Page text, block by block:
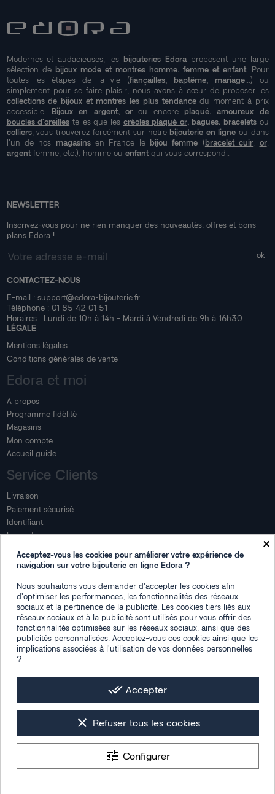
Modernes et audacieuses, les bijouteries Edoraproposent une large
sélection de bijoux mode et montres homme, femme et enfant. Pour
toutes les étapes de la vie (fiançailles, baptême, mariage...) ou
simplement pour se faire plaisir, nous avons à cœur de proposer les
collections de bijoux et montres les plus tendancedu moment à prix
accessible. Bijoux en argent, orou encore plaqué, amoureux de
boucles d'oreilles telles que les créoles plaqué or, bagues, braceletsou
colliers, vous trouverez forcément sur notre bijouterie en ligne ou dans
l'un de nos magasinsen France le bijou femme (bracelet cuir or,
argentfemme, etc.), homme ou enfantqui vous correspond..
NEWSLETTER
Inscrivez-vous pour ne rien manquer des nouveautés, offres et bons
plans Edora !
CONTACTEZ-NOUS
E-mail : support@edora-bijouterie.fr
Téléphone : 01 85 42 01 51
Horaires : Lundi de 10h à 14h - Mardi à Vendredi de 9h à 16h30
LÉGALE
Mentions légales
Conditions générales de vente
Edora et moi
A propos
Programme fidélité
Magasins
Mon compte
Accueil guide
Service Clients
Livraison
Paiement sécurisé
Identifiant
Inscription
Mon espace
Suivi de commande
Connexion
Créez votre compte
Des questions
Contactez-nous
Facebook
Instagram
LinkedIn
Les photos de mise en situation sont générées par IA
Tous droits réservés © 2026 -Bijouterie Edora : montres & bijoux femme,
×
Acceptez-vous les cookies pour améliorer votre expérience de
navigation sur votre bijouterie en ligne Edora ?
Nous souhaitons vous demander d'accepter les cookies afin
d'optimiser les performances, les fonctionnalités des réseaux
sociaux et la pertinence de la publicité. Les cookies tiers liés aux
réseaux sociaux et à la publicité sont utilisés pour vous offrir des
fonctionnalités optimisées sur les réseaux sociaux, ainsi que des
publicités personnalisées. Acceptez-vous ces cookies ainsi que les
implications associées à l'utilisation de vos données personnelles
?
done_all Accepter
clear Refuser tous les cookies
tune Configurer
9.4